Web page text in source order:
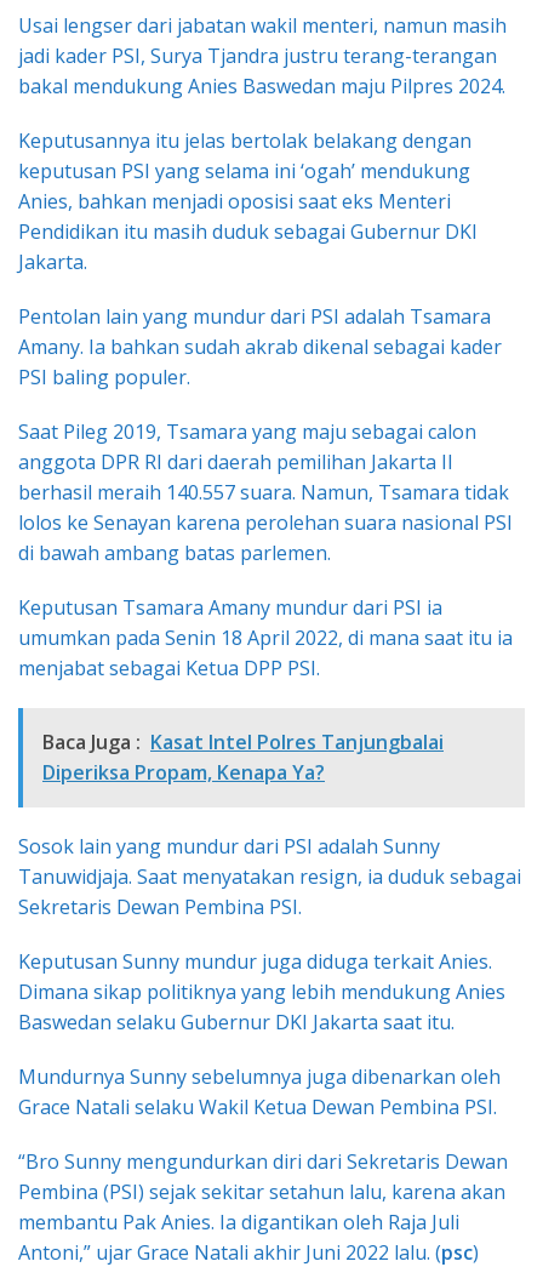
Usai lengser dari jabatan wakil menteri, namun masih
jadi kader PSI, Surya Tjandra justru terang-terangan
bakal mendukung Anies Baswedan maju Pilpres 2024.
Keputusannya itu jelas bertolak belakang dengan
keputusan PSI yang selama ini ‘ogah’ mendukung
Anies, bahkan menjadi oposisi saat eks Menteri
Pendidikan itu masih duduk sebagai Gubernur DKI
Jakarta.
Pentolan lain yang mundur dari PSI adalah Tsamara
Amany. Ia bahkan sudah akrab dikenal sebagai kader
PSI baling populer.
Saat Pileg 2019, Tsamara yang maju sebagai calon
anggota DPR RI dari daerah pemilihan Jakarta II
berhasil meraih 140.557 suara. Namun, Tsamara tidak
lolos ke Senayan karena perolehan suara nasional PSI
di bawah ambang batas parlemen.
Keputusan Tsamara Amany mundur dari PSI ia
umumkan pada Senin 18 April 2022, di mana saat itu ia
menjabat sebagai Ketua DPP PSI.
Baca Juga : Kasat Intel Polres Tanjungbalai
Diperiksa Propam, Kenapa Ya?
Sosok lain yang mundur dari PSI adalah Sunny
Tanuwidjaja. Saat menyatakan resign, ia duduk sebagai
Sekretaris Dewan Pembina PSI.
Keputusan Sunny mundur juga diduga terkait Anies.
Dimana sikap politiknya yang lebih mendukung Anies
Baswedan selaku Gubernur DKI Jakarta saat itu.
Mundurnya Sunny sebelumnya juga dibenarkan oleh
Grace Natali selaku Wakil Ketua Dewan Pembina PSI.
“Bro Sunny mengundurkan diri dari Sekretaris Dewan
Pembina (PSI) sejak sekitar setahun lalu, karena akan
membantu Pak Anies. Ia digantikan oleh Raja Juli
Antoni,” ujar Grace Natali akhir Juni 2022 lalu. (psc)